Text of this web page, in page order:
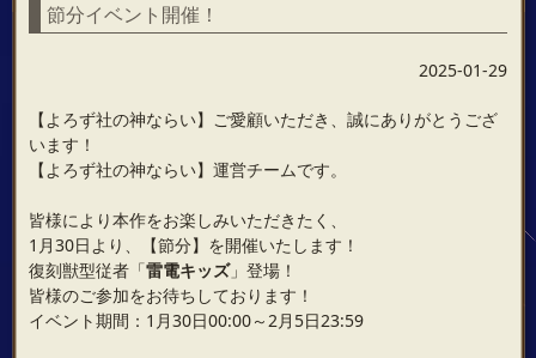
節分イベント開催！
2025-01-29
【よろず社の神ならい】ご愛顧いただき、誠にありがとうござ
います！
【よろず社の神ならい】運営チームです。
皆様により本作をお楽しみいただきたく、
1月30日より、【節分】を開催いたします！
復刻獣型従者「雷電キッズ」登場！
皆様のご参加をお待ちしております！
イベント期間：1月30日00:00～2月5日23:59